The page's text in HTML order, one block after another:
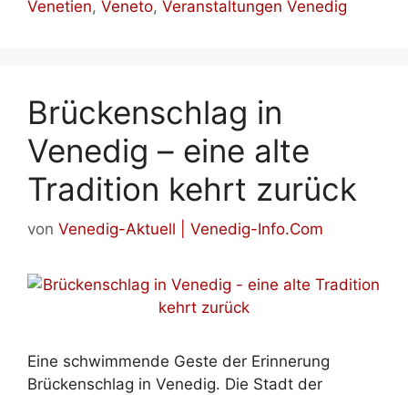
Venetien, Veneto, Veranstaltungen Venedig
Brückenschlag in
Venedig – eine alte
Tradition kehrt zurück
von Venedig-Aktuell | Venedig-Info.Com
Eine schwimmende Geste der Erinnerung
Brückenschlag in Venedig. Die Stadt der